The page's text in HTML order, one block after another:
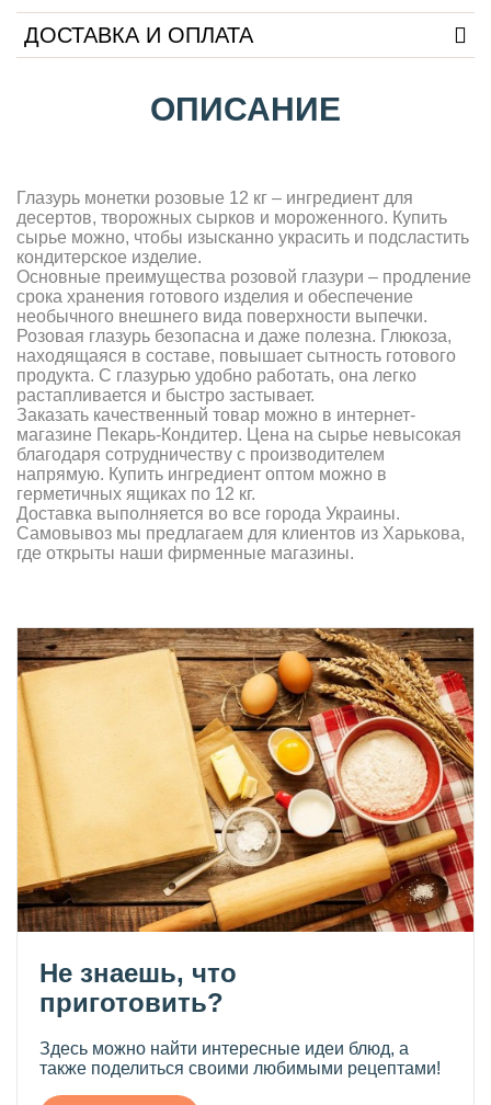
ДОСТАВКА И ОПЛАТА
ОПИСАНИЕ
Глазурь монетки розовые 12 кг – ингредиент для
десертов, творожных сырков и мороженного. Купить
сырье можно, чтобы изысканно украсить и подсластить
кондитерское изделие.
Основные преимущества розовой глазури – продление
срока хранения готового изделия и обеспечение
необычного внешнего вида поверхности выпечки.
Розовая глазурь безопасна и даже полезна. Глюкоза,
находящаяся в составе, повышает сытность готового
продукта. С глазурью удобно работать, она легко
растапливается и быстро застывает.
Заказать качественный товар можно в интернет-
магазине Пекарь-Кондитер. Цена на сырье невысокая
благодаря сотрудничеству с производителем
напрямую. Купить ингредиент оптом можно в
герметичных ящиках по 12 кг.
Доставка выполняется во все города Украины.
Самовывоз мы предлагаем для клиентов из Харькова,
где открыты наши фирменные магазины.
Не знаешь, что
приготовить?
Здесь можно найти интересные идеи блюд, а
также поделиться своими любимыми рецептами!